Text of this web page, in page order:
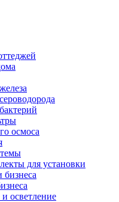
осмоса
для установки
осветление